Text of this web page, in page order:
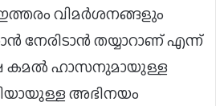
ഇത്തരം വിമര്‍ശനങ്ങളും
നേരിടാന്‍ തയ്യാറാണ് എന്ന്
കമല്‍ ഹാസനുമായുള്ള
അഭിനയം